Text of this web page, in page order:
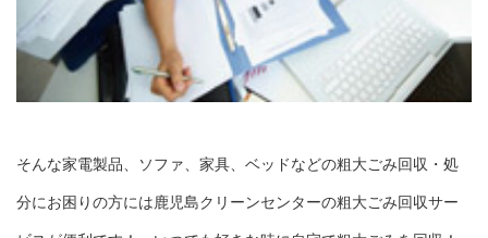
そんな家電製品、ソファ、家具、ベッドなどの粗大ごみ回収・処
分にお困りの方には鹿児島クリーンセンターの粗大ごみ回収サー